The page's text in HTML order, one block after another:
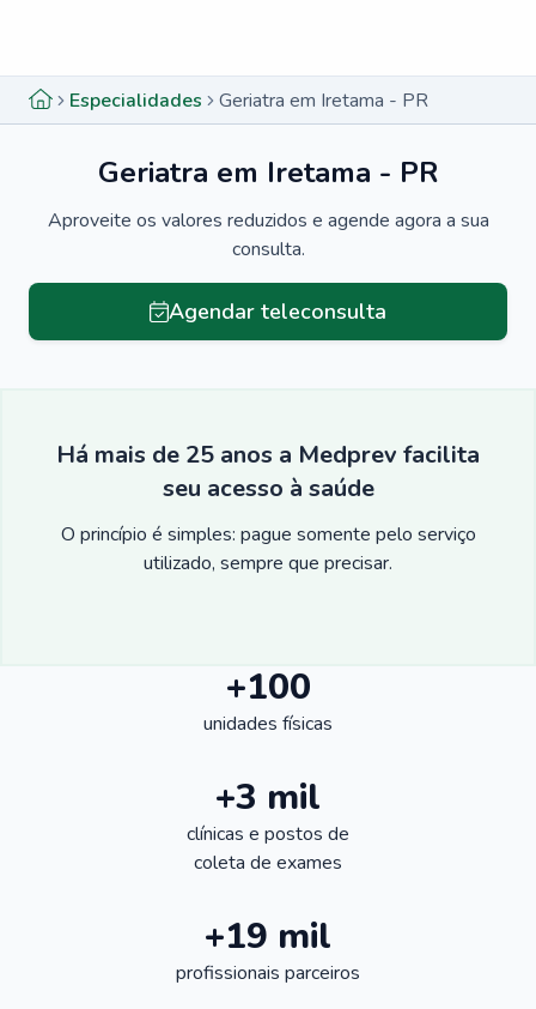
Especialidades Geriatra em Iretama - PR
Geriatra em Iretama - PR
Aproveite os valores reduzidos e agende agora a sua
consulta.
Agendar teleconsulta
Há mais de 25 anos a Medprev facilita
seu acesso à saúde
O princípio é simples: pague somente pelo serviço
utilizado, sempre que precisar.
+100
unidades físicas
+3 mil
clínicas e postos de
coleta de exames
+19 mil
profissionais parceiros